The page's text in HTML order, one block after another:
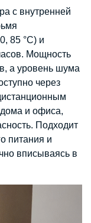
с внутренней
85 °C) и
Мощность
а уровень шума
через
и офиса,
Подходит
питания и
вписываясь в